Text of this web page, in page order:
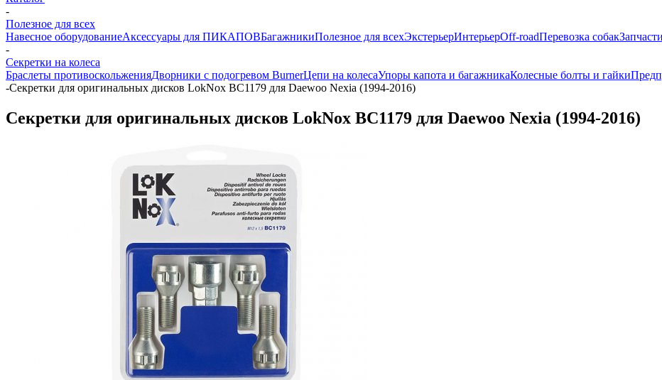
-
Полезное для всех
Навесное оборудованиеАксессуары для ПИКАПОВБагажникиПолезное для всехЭкстерьерИнтерьерOff-roadПеревозка собак
-
Секретки на колеса
Браслеты противоскольженияДворники с подогревом BurnerЦепи на колесаУпоры капота и багажникаКолесные болты и гайки
-Секретки для оригинальных дисков LokNox BC1179 для Daewoo Nexia (1994-2016)
Секретки для оригинальных дисков LokNox BC1179 для Daewoo Nexia (1994-2016)